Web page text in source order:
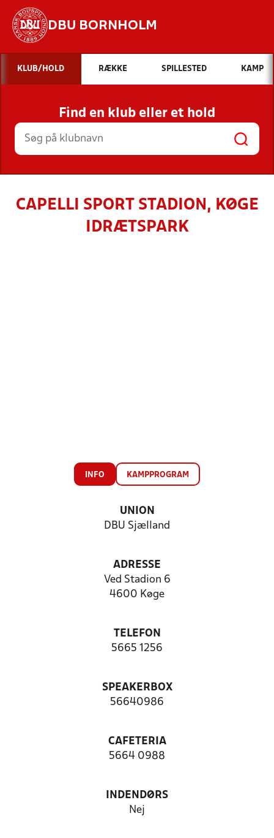
DBU BORNHOLM
Hvad vil du søge efter?
INDHOLD OG NYHEDER
STILLINGER, RESULTATER, KLUBBER OG
HOLD
KLUB/HOLD RÆKKE SPILLESTED KAMP
Find en klub eller et hold
CAPELLI SPORT STADION, KØGE
IDRÆTSPARK
INFO KAMPPROGRAM
UNION
DBU Sjælland
ADRESSE
Ved Stadion 6
4600 Køge
TELEFON
5665 1256
SPEAKERBOX
56640986
CAFETERIA
5664 0988
INDENDØRS
Nej